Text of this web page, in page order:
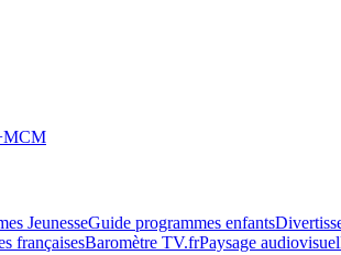
MCM
JeunesseGuide programmes enfants
françaisesBaromètre TV.frPaysage audiovisuel